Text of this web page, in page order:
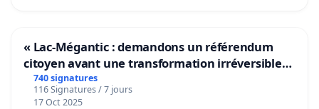
« Lac-Mégantic : demandons un référendum
citoyen avant une transformation irréversible
de notre territoire »
740 signatures
116 Signatures / 7 jours
17 Oct 2025